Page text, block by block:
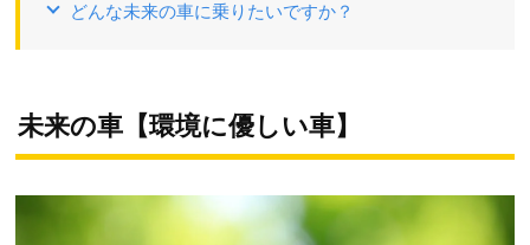
どんな未来の車に乗りたいですか？
未来の車【環境に優しい車】